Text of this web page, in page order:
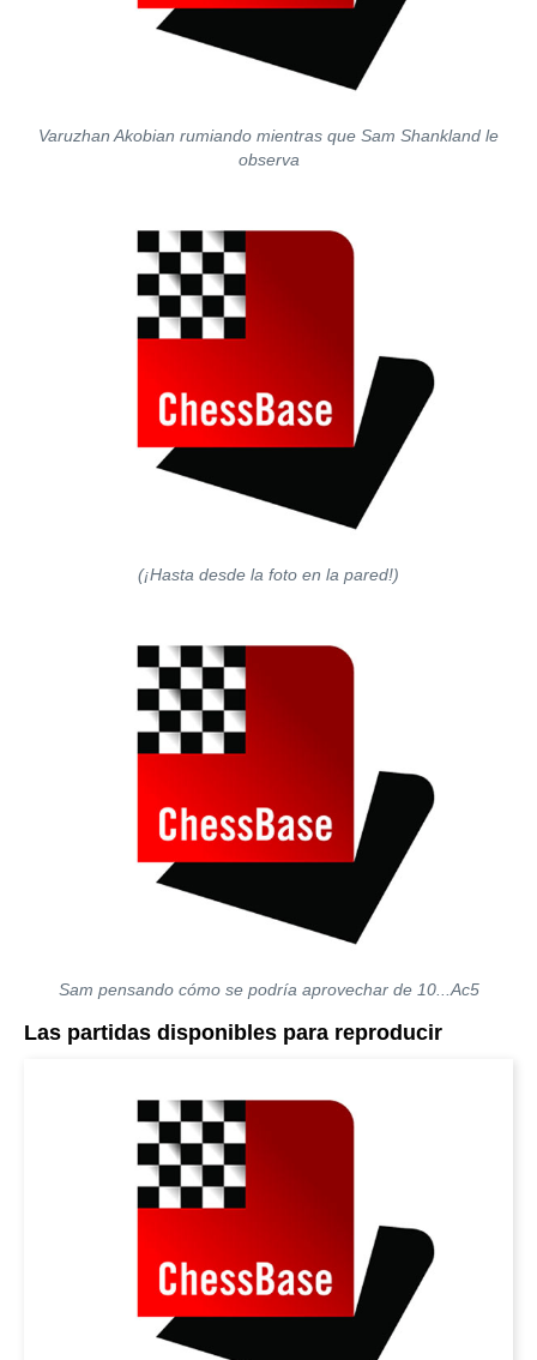
Varuzhan Akobian rumiando mientras que Sam Shankland le
observa
(¡Hasta desde la foto en la pared!)
Sam pensando cómo se podría aprovechar de 10...Ac5
Las partidas disponibles para reproducir